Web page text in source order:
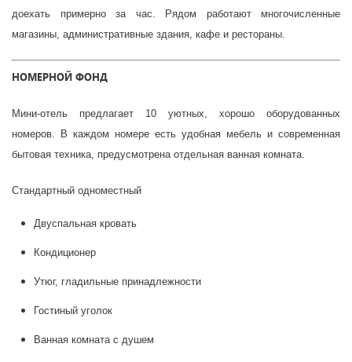
доехать примерно за час. Рядом работают многочисленные
магазины, административные здания, кафе и рестораны.
НОМЕРНОЙ ФОНД
Мини-отель предлагает 10 уютных, хорошо оборудованных
номеров. В каждом номере есть удобная мебель и современная
бытовая техника, предусмотрена отдельная ванная комната.
Стандартный одноместный
Двуспальная кровать
Кондиционер
Утюг, гладильные принадлежности
Гостиный уголок
Ванная комната с душем